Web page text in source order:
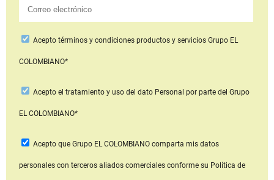
Aceptotérminos y condiciones productos y serviciosGrupo EL
COLOMBIANO*
Acepto el tratamiento y uso del dato Personal por parte del Grupo
EL COLOMBIANO*
Acepto que Grupo EL COLOMBIANOcomparta mis datos
personales con terceros aliados comerciales conforme su Política de